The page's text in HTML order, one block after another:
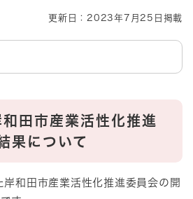
更新日：2023年7月25日掲載
田市産業活性化推進
果について
和田市産業活性化推進委員会の開